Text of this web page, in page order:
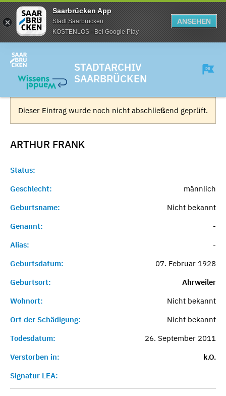
Saarbrücken App
Stadt Saarbrücken
KOSTENLOS - Bei Google Play
ANSEHEN
STADTARCHIV
SAARBRÜCKEN
Dieser Eintrag wurde noch nicht abschließend geprüft.
ARTHUR FRANK
Status:
Geschlecht:
männlich
Geburtsname:
Nicht bekannt
Genannt:
-
Alias:
-
Geburtsdatum:
07. Februar 1928
Geburtsort:
Ahrweiler
Wohnort:
Nicht bekannt
Ort der Schädigung:
Nicht bekannt
Todesdatum:
26. September 2011
Verstorben in:
k.O.
Signatur LEA: